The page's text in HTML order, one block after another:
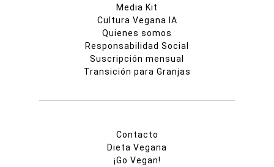
Media Kit
Cultura Vegana IA
Quienes somos
Responsabilidad Social
Suscripción mensual
Transición para Granjas
Contacto
Dieta Vegana
¡Go Vegan!